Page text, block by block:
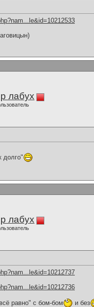
лабух
долго"
лабух
равно" с бом-бом и без